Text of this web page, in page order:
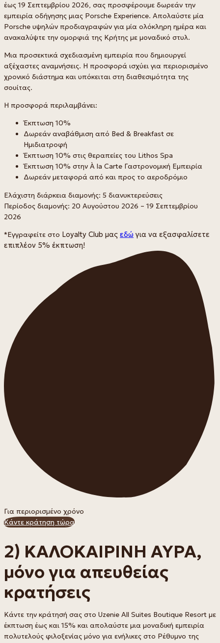
έως 19 Σεπτεμβρίου 2026, σας προσφέρουμε δωρεάν την
εμπειρία οδήγησης μιας Porsche Experience. Απολαύστε μία
Porsche υψηλών προδιαγραφών για μία ολόκληρη ημέρα και
ανακαλύψτε την ομορφιά της Κρήτης με μοναδικό στυλ.
Μια προσεκτικά σχεδιασμένη εμπειρία που δημιουργεί
αξέχαστες αναμνήσεις. Η προσφορά ισχύει για περιορισμένο
χρονικό διάστημα και υπόκειται στη διαθεσιμότητα της
σουίτας.
Η προσφορά περιλαμβάνει:
Έκπτωση 10%
Δωρεάν αναβάθμιση από Bed & Breakfast σε
Ημιδιατροφή
Έκπτωση 10% στις θεραπείες του Lithos Spa
Έκπτωση 10% στην À la Carte Γαστρονομική Εμπειρία
Δωρεάν μεταφορά από και προς το αεροδρόμιο
Ελάχιστη διάρκεια διαμονής: 5 διανυκτερεύσεις
Περίοδος διαμονής: 20 Αυγούστου 2026 – 19 Σεπτεμβρίου
2026
*Εγγραφείτε στο Loyalty Club μας εδώ για να εξασφαλίσετε
επιπλέον 5% έκπτωση!
Για περιορισμένο χρόνο
Κάντε κράτηση τώρα
2) ΚΑΛΟΚΑΙΡΙΝΗ ΑΥΡΑ,
μόνο για απευθείας
κρατήσεις
Κάντε την κράτησή σας στο Uzenie All Suites Boutique Resort με
έκπτωση έως και 15% και απολαύστε μια μοναδική εμπειρία
πολυτελούς φιλοξενίας μόνο για ενήλικες στο Ρέθυμνο της